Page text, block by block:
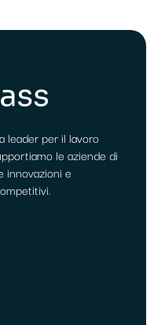
leader per il lavoro
le aziende di
innovazioni e